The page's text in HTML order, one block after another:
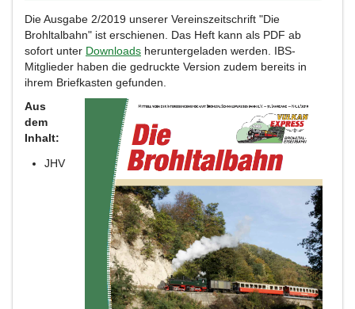
Die Ausgabe 2/2019 unserer Vereinszeitschrift "Die
Brohltalbahn" ist erschienen. Das Heft kann als PDF ab
sofort unter Downloads heruntergeladen werden. IBS-
Mitglieder haben die gedruckte Version zudem bereits in
ihrem Briefkasten gefunden.
Aus
dem
Inhalt:
JHV